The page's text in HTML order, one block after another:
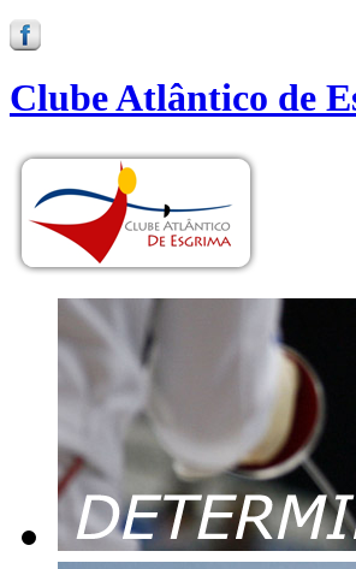
Clube Atlântico de